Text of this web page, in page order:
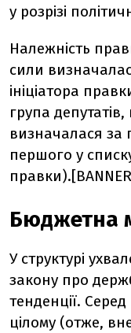
у розрізі
Належність
сили
ініціатора
група
визначалася за
першого у
Бюджетна
У структурі
закону про
тенденції.
цілому (отже,